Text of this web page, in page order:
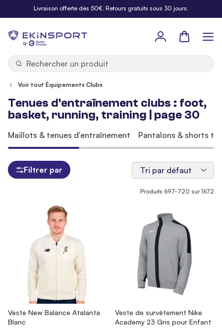
Allez au contenuLivraison offerte dès 50€. Retours gratuits sous 30 jours.
by
Panier
Voir tout Équipements Clubs
Tenues d'entraînement clubs : foot,
basket, running, training | page 30
Produits 697-720 sur1672
Veste New Balance Atalanta
Blanc
Veste de survêtement Nike
Academy 23 Gris pour Enfant
Maillots & tenues d'entraînement Pantalons & shorts
Filtrer par